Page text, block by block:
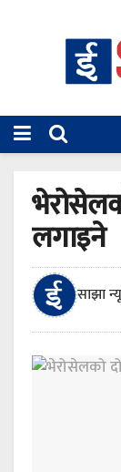
लगाइने
साझा